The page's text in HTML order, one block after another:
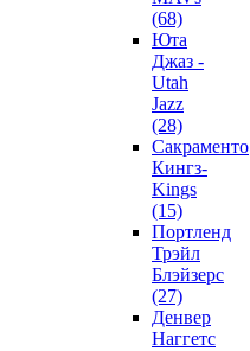
(68)
Юта
Джаз -
Utah
Jazz
(28)
Сакраменто
Кингз-
Kings
(15)
Портленд
Трэйл
Блэйзерс
(27)
Денвер
Наггетс